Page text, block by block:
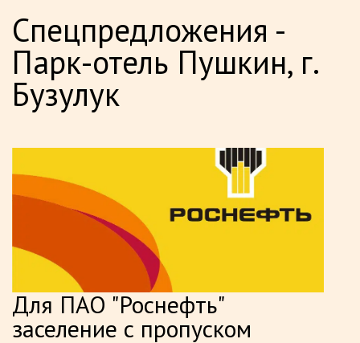
Спецпредложения -
Парк-отель Пушкин, г.
Бузулук
Для ПАО "Роснефть"
заселение с пропуском